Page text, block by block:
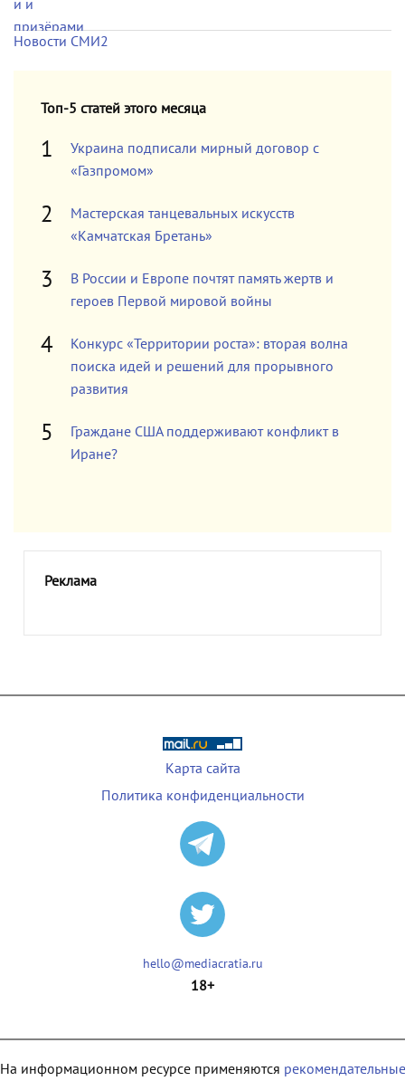
Новости СМИ2
Топ-5 статей этого месяца
Украина подписали мирный договор с
«Газпромом»
Мастерская танцевальных искусств
«Камчатская Бретань»
В России и Европе почтят память жертв и
героев Первой мировой войны
Конкурс «Территории роста»: вторая волна
поиска идей и решений для прорывного
развития
Граждане США поддерживают конфликт в
Иране?
Реклама
Карта сайта
Политика конфиденциальности
hello@mediacratia.ru
18+
На информационном ресурсе применяются рекомендательные